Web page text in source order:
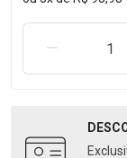
REMOVER